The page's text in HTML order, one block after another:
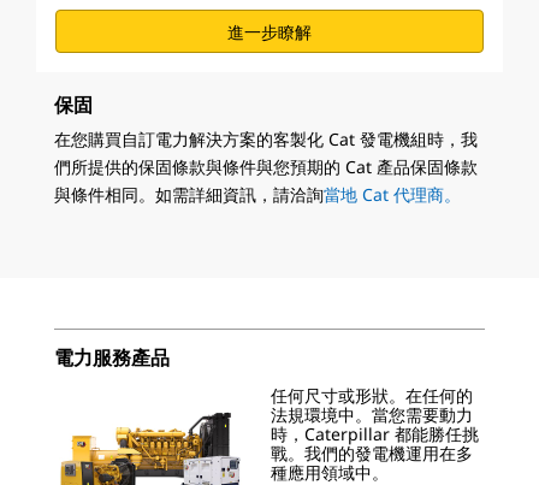
進一步瞭解
保固
在您購買自訂電力解決方案的客製化 Cat 發電機組時，我
們所提供的保固條款與條件與您預期的 Cat 產品保固條款
與條件相同。如需詳細資訊，請洽詢當地 Cat 代理商。
電力服務產品
任何尺寸或形狀。在任何的
法規環境中。當您需要動力
時，Caterpillar 都能勝任挑
戰。我們的發電機運用在多
種應用領域中。